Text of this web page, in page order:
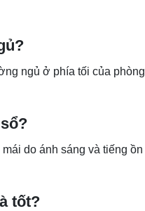
ngủ ở phía tối của
do ánh sáng và tiếng
tốt?